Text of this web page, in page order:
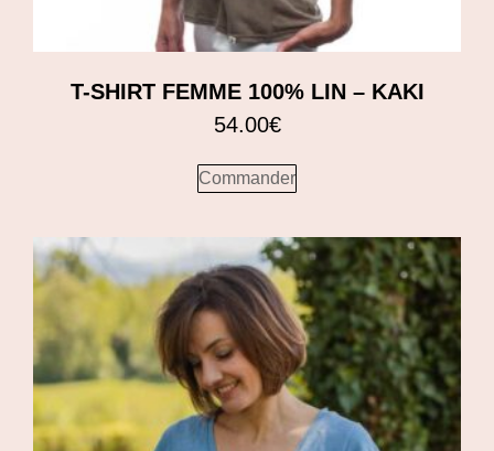
T-SHIRT FEMME 100% LIN – KAKI
54.00€
Commander